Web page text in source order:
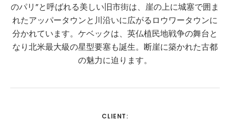
のパリ”と呼ばれる美しい旧市街は、崖の上に城塞で囲ま
れたアッパータウンと川沿いに広がるロウワータウンに
分かれています。ケベックは、英仏植民地戦争の舞台と
なり北米最大級の星型要塞も誕生。断崖に築かれた古都
の魅力に迫ります。
CLIENT: